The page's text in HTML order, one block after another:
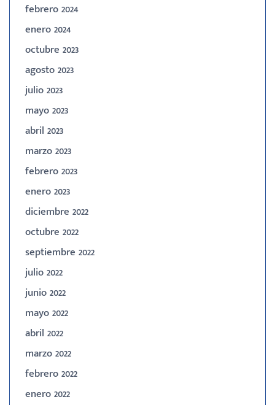
febrero 2024
enero 2024
octubre 2023
agosto 2023
julio 2023
mayo 2023
abril 2023
marzo 2023
febrero 2023
enero 2023
diciembre 2022
octubre 2022
septiembre 2022
julio 2022
junio 2022
mayo 2022
abril 2022
marzo 2022
febrero 2022
enero 2022